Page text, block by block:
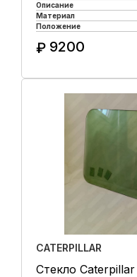
Описание
Материал
Положение
₽ 9200
CATERPILLAR
Стекло